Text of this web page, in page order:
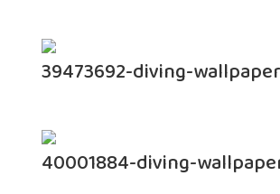
39473692-diving-
40001884-diving-